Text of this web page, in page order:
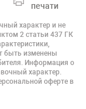
печати
характер и не
2 статьи 437 ГК
быть изменены
Информация о
характер.
оферте в